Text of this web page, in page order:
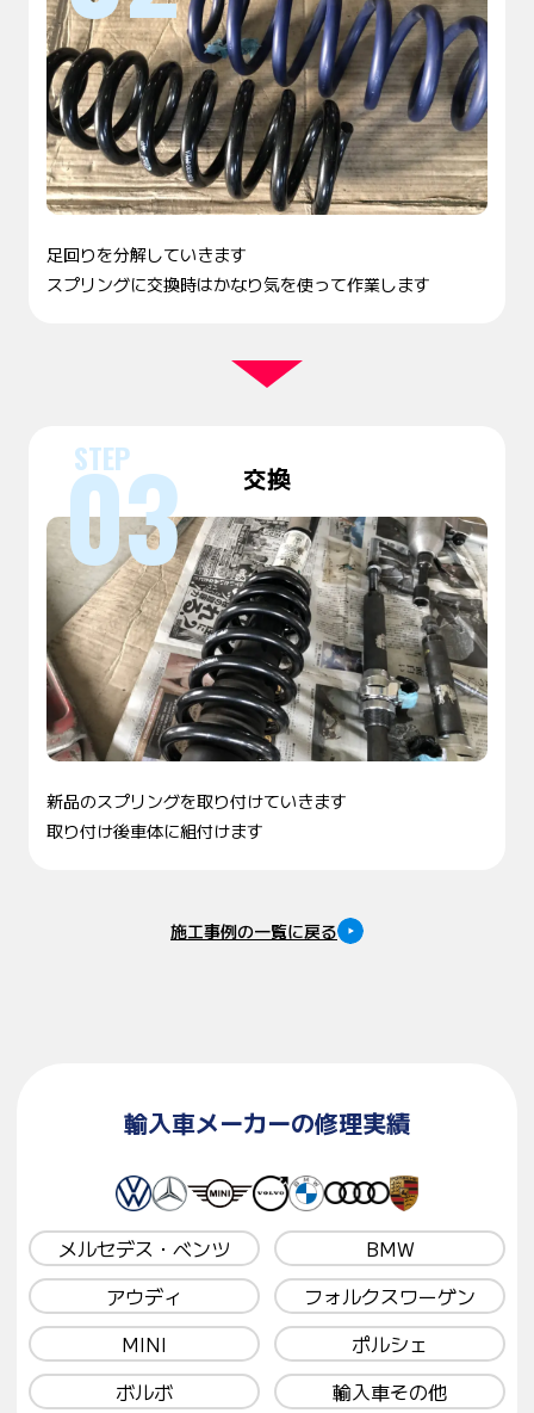
足回りを分解していきます
スプリングに交換時はかなり気を使って作業します
交換
新品のスプリングを取り付けていきます
取り付け後車体に組付けます
施工事例の一覧に戻る
輸入車メーカーの修理実績
メルセデス・ベンツ
BMW
アウディ
フォルクスワーゲン
MINI
ポルシェ
ボルボ
輸入車その他